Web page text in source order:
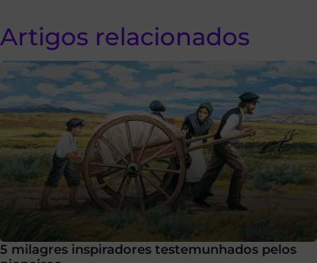
Artigos relacionados
5 milagres inspiradores testemunhados pelos